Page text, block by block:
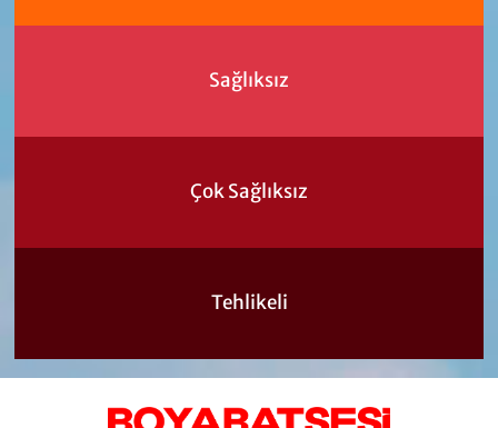
Sağlıksız
Çok Sağlıksız
Tehlikeli